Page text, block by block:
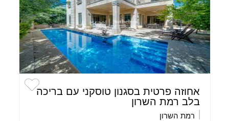
אחוזה פרטית בסגנון טוסקני עם בריכה
בלב רמת השרון
רמת השרון